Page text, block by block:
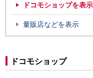
ドコモショップを表示
量販店などを表示
ドコモショップ